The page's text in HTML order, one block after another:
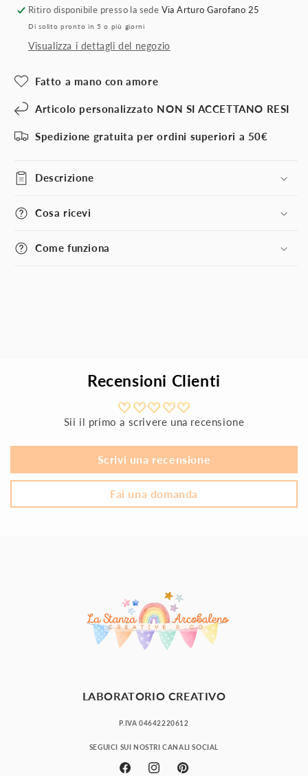
Ritiro disponibile presso la sede Via Arturo Garofano 25
Di solito pronto in 5 o più giorni
Visualizza i dettagli del negozio
Fatto a mano con amore
Articolo personalizzato NON SI ACCETTANO RESI
Spedizione gratuita per ordini superiori a 50€
Descrizione
Cosa ricevi
Come funziona
Recensioni Clienti
Sii il primo a scrivere una recensione
Scrivi una recensione
Fai una domanda
LABORATORIO CREATIVO
P.IVA 04642220612
SEGUICI SUI NOSTRI CANALI SOCIAL